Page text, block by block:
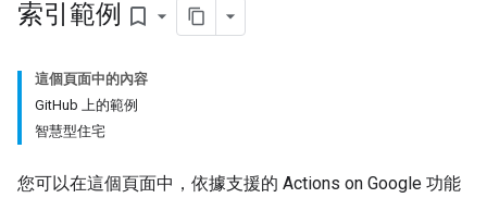
索引範例 bookmark_border
這個頁面中的內容
GitHub 上的範例
智慧型住宅
您可以在這個頁面中，依據支援的 Actions on Google 功能